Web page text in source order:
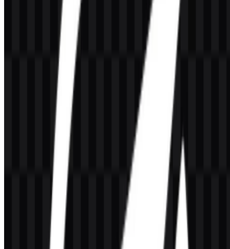
Karena mereknya bersifat sumber terbuka dan berfokus pada server,
tampilannya dibuat praktis, bukan dekoratif. Identitas ini cocok
untuk format ringkas seperti ikon SVG atau ikon PNG, sementara
wordmark penuh mendukung pengenalan produk pada penempatan
yang lebih panjang dan halaman unduhan.
Evolusi Logo
Sistem aset saat ini berpusat pada logo berwarna, ikon berwarna,
serta versi hitam dan putih yang disederhanakan dalam format PNG
dan SVG untuk penggunaan yang fleksibel di berbagai latar
belakang dan gaya antarmuka.
Palet Warna OpenLiteSpeed
Warna merek yang disediakan adalah Sky Blue (#80C0C0) dan
Sandy Brown (#FFC040). Warna-warna ini tersedia untuk identitas
visual OpenLiteSpeed dan dapat digunakan secara konsisten pada
aplikasi logo, halaman produk, dan materi merek pendukung.
Sky Blue #80C0C0
— warna biru muda yang sejuk dalam
palet merek.
Sandy Brown #FFC040
— warna aksen hangat dalam palet